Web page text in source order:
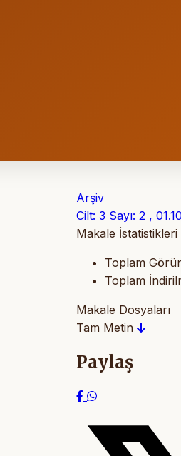
Arşiv
Cilt: 3 Sayı: 2 ,
Makale İstatistikleri
Toplam
Toplam
Makale Dosyaları
Tam Metin
Paylaş